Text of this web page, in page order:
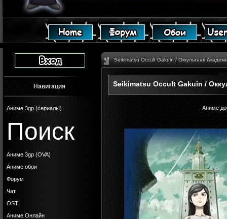
Навигация
Аниме 3gp (сериалы)
Поиск
Аниме 3gp (OVA)
Аниме обои
Форум
Чат
OST
Аниме Онлайн
Seikimatsu Occult Gakuin / Оккультная
Seikimatsu Occult Gakuin /
Аниме